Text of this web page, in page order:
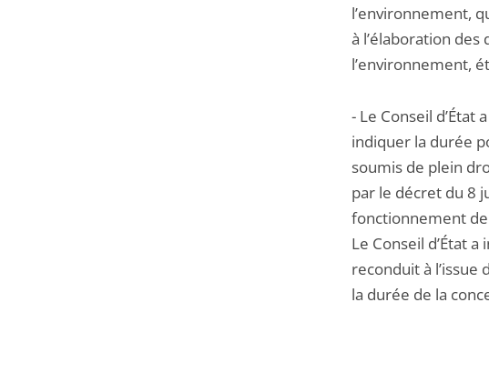
l’environnement,
à l’élaboration
l’environnement,
- Le Conseil
indiquer la durée
soumis de plein
par le décret du 8
fonctionnement
Le Conseil d’État
reconduit à
la durée de la